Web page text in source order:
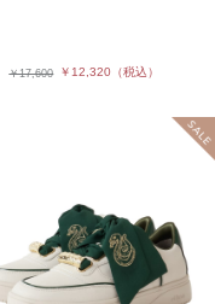
￥17,600 ￥12,320 （税込）